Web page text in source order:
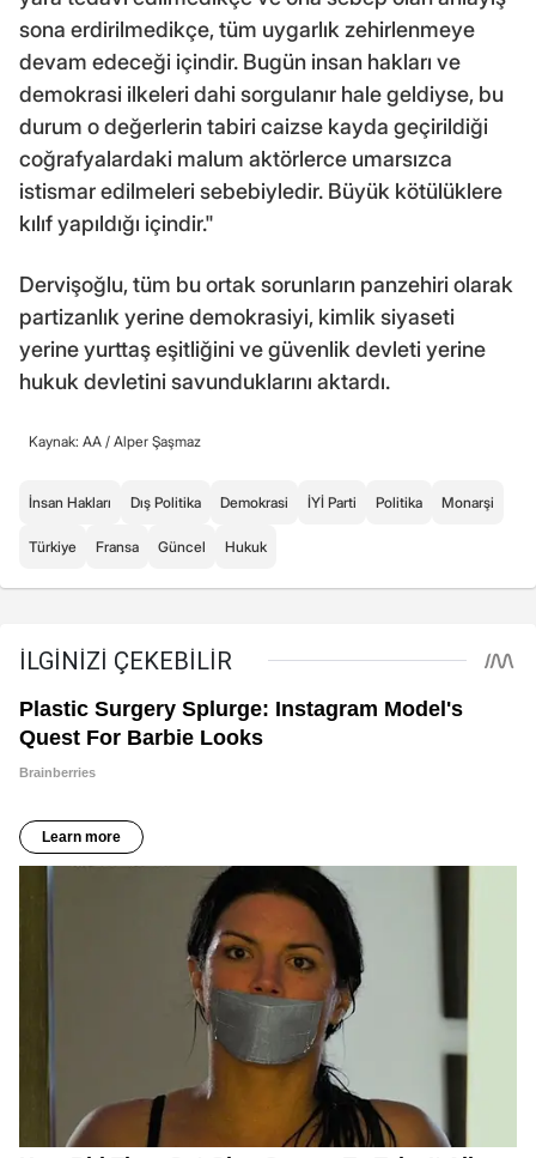
sona erdirilmedikçe, tüm uygarlık zehirlenmeye
devam edeceği içindir. Bugün insan hakları ve
demokrasi ilkeleri dahi sorgulanır hale geldiyse, bu
durum o değerlerin tabiri caizse kayda geçirildiği
coğrafyalardaki malum aktörlerce umarsızca
istismar edilmeleri sebebiyledir. Büyük kötülüklere
kılıf yapıldığı içindir."
Dervişoğlu, tüm bu ortak sorunların panzehiri olarak
partizanlık yerine demokrasiyi, kimlik siyaseti
yerine yurttaş eşitliğini ve güvenlik devleti yerine
hukuk devletini savunduklarını aktardı.
Kaynak: AA / Alper Şaşmaz
İnsan Hakları Dış Politika Demokrasi İYİ Parti Politika Monarşi
Türkiye Fransa Güncel Hukuk